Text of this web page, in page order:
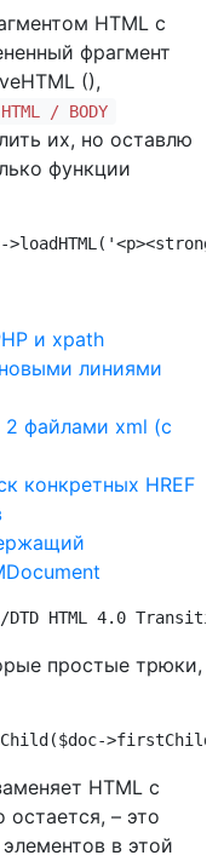
HTML с
фрагмент
(),
HTML / BODY
их, но оставлю
функции
и xpath
линиями
файлами xml (с
конкретных HREF
DTD HTML 4.0
простые трюки,
HTML с
– это
в этой